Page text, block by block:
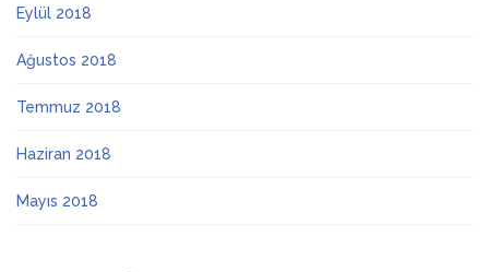
Eylül 2018
Ağustos 2018
Temmuz 2018
Haziran 2018
Mayıs 2018